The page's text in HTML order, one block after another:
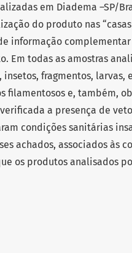
em Diadema –SP/
do produto nas
informação
Em todas as amostras
insetos, fragmentos, larvas,
filamentosos e, também,
a presença de
condições sanitárias
achados, associados às
os produtos analisados